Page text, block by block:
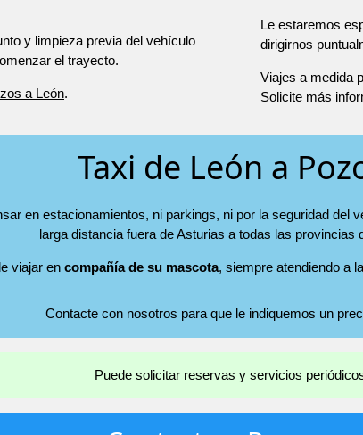
y limpieza previa del vehículo
el trayecto.
a León.
Le estaremos
dirigirnos
Viajes a medida
Solicite más
Taxi de León a
en estacionamientos, ni parkings, ni por la seguridad
larga distancia fuera de Asturias a todas las provincias
viajar en compañía de su mascota, siempre atendiendo a
Contacte con nosotros para que le indiquemos un
Puede solicitar reservas y servicios